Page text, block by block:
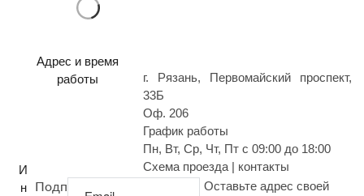
с
Адрес и время
работы
г. Рязань, Первомайский проспект,
33Б
Оф. 206
График работы
Пн, Вт, Ср, Чт, Пт с 09:00 до 18:00
Схема проезда | контакты
И
н
Подп
Оставьте адрес своей